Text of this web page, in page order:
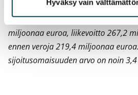
Hyväksy vain
SATO-konsernin liikevaihto vuonna
miljoonaa euroa, liikevoitto 267,2
ennen veroja 219,4 miljoonaa
sijoitusomaisuuden arvo on noin